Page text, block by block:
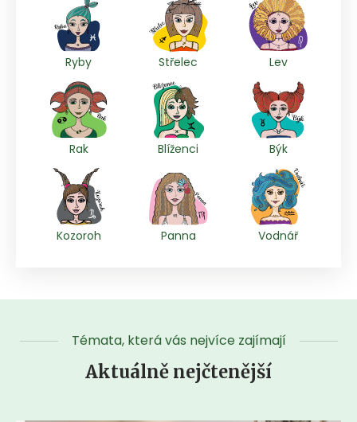
Ryby Střelec Lev
Rak Blíženci Býk
Kozoroh Panna Vodnář
Témata, která vás nejvíce zajímají
Aktuálně nejčtenější